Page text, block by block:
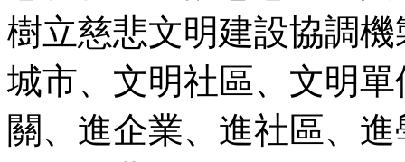
樹立慈悲文明建設協調
城市、文明社區、文明
關、進企業、進社區、